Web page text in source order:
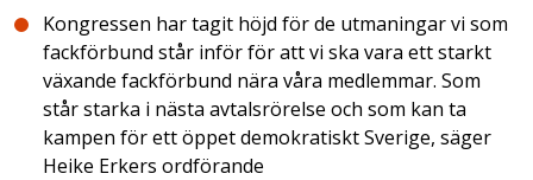
Kongressen har tagit höjd för de utmaningar vi som
fackförbund står inför för att vi ska vara ett starkt
växande fackförbund nära våra medlemmar. Som
står starka i nästa avtalsrörelse och som kan ta
kampen för ett öppet demokratiskt Sverige, säger
Heike Erkers ordförande